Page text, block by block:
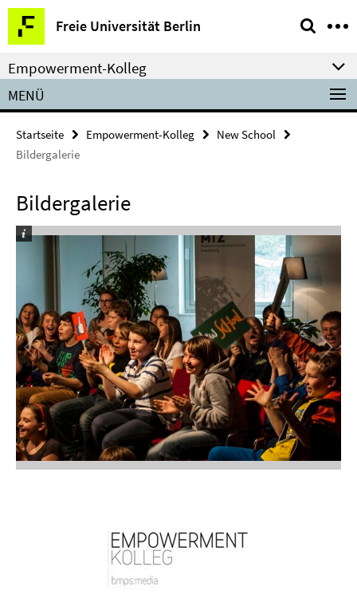
Springe
direkt
zu
Inhalt
Freie Universität Berlin
Service-
Navigation
Empowerment-Kolleg
MENÜ
Startseite Empowerment-Kolleg
New School
Bildergalerie
Bildergalerie